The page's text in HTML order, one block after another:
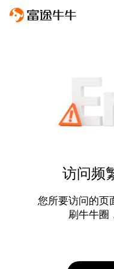
访问频
您所要访问的页
刷牛牛圈